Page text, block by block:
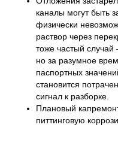
каналы могут быть
физически
раствор через
тоже частый случай
но за разумное
паспортных
становится
сигнал к разборке.
Плановый
питтинговую